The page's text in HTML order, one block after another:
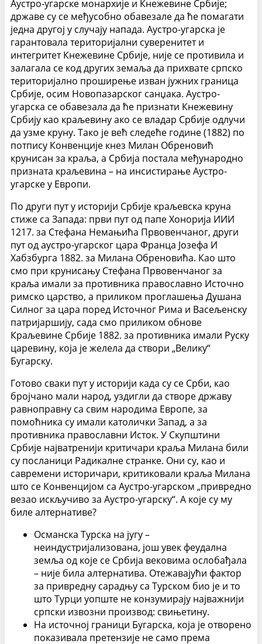
Аустро-угарске монархије и Кнежевине Србије;
државе су се међусобно обавезале да ће помагати
једна другој у случају напада. Аустро-угарска је
гарантовала територијални суверенитет и
интегритет Кнежевине Србије, није се противила и
залагала се код других земаља да прихвате српско
територијално проширење изван јужних граница
Србије, осим Новопазарског санџака. Аустро-
угарска се обавезала да ће признати Кнежевину
Србију као краљевину ако се владар Србије одлучи
да узме круну. Тако је већ следеће године (1882) по
потпису Конвенције кнез Милан Обреновић
крунисан за краља, а Србија постала међународно
призната краљевина – на инсистирање Аустро-
угарске у Европи.
По други пут у историји Србије краљевска круна
стиже са Запада: први пут од папе Хонорија ИИИ
1217. за Стефана Немањића Првовенчаног, други
пут од аустро-угарског цара Франца Јозефа И
Хабзбурга 1882. за Милана Обреновића. Као што
смо при крунисању Стефана Првовенчаног за
краља имали за противника православно Источно
римско царство, а приликом проглашења Душана
Силног за цара поред Источног Рима и Васељенску
патријаршију, сада смо приликом обнове
Краљевине Србије 1882. за противника имали Руску
царевину, која је желела да створи „Велику“
Бугарску.
Готово сваки пут у историји када су се Срби, као
бројчано мали народ, уздигли да створе државу
равноправну са свим народима Европе, за
помоћника су имали католички Запад, а за
противника православни Исток. У Скупштини
Србије најватренији критичари краља Милана били
су посланици Радикалне странке. Они су, као и
савремени историчари, критиковали краља Милана
што се Конвенцијом са Аустро-угарском „привредно
везао искључиво за Аустро-угарску“. А које су му
биле алтернативе?
Османска Турска на југу –
неиндустријализована, још увек феудална
земља од које се Србија вековима ослобађала
– није била алтернатива. Отежавајући фактор
за привредну сарадњу са Турском био је и то
што Турци уопште не конзумирају најважнији
српски извозни производ: свињетину.
На источној граници Бугарска, која је отворено
показивала претензије не само према